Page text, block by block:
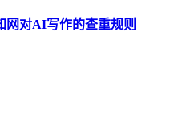
网对AI写作的查重规则